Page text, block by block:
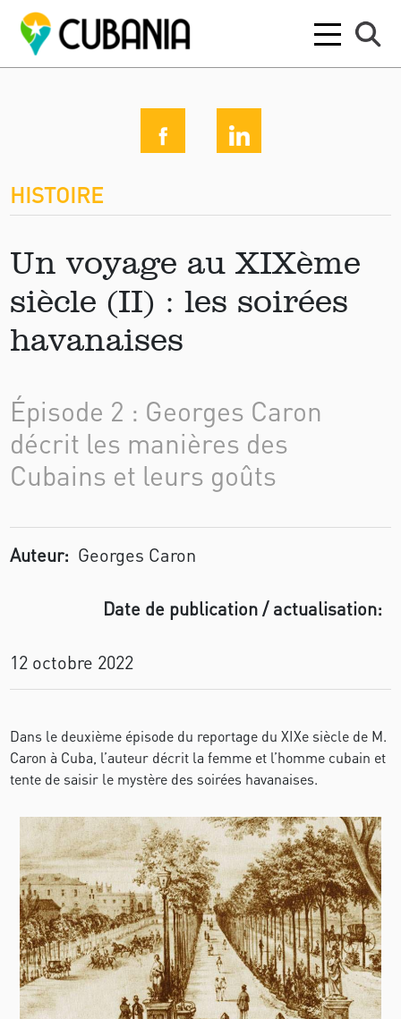
HISTOIRE
Un voyage au XIXème
siècle (II) : les soirées
havanaises
Épisode 2 : Georges Caron
décrit les manières des
Cubains et leurs goûts
Auteur: Georges Caron
Date de publication / actualisation:
12 octobre 2022
Dans le deuxième épisode du reportage du XIXe siècle de M.
Caron à Cuba, l’auteur décrit la femme et l’homme cubain et
tente de saisir le mystère des soirées havanaises.